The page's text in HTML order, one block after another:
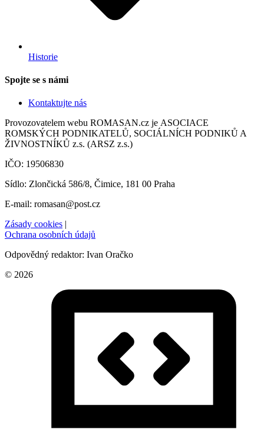
Historie
Spojte se s námi
Kontaktujte nás
Provozovatelem webu ROMASAN.cz je ASOCIACE
ROMSKÝCH PODNIKATELŮ, SOCIÁLNÍCH PODNIKŮ A
ŽIVNOSTNÍKŮ z.s. (ARSZ z.s.)
IČO: 19506830
Sídlo: Zlončická 586/8, Čimice, 181 00 Praha
E-mail: romasan@post.cz
Zásady cookies |
Ochrana osobních údajů
Odpovědný redaktor: Ivan Oračko
© 2026